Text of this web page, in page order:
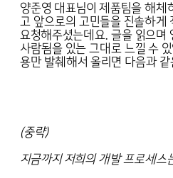
양준영 대표님이 제품팀을 해체
고 앞으로의 고민들을 진솔하게
요청해주셨는데요. 글을 읽으며
사람됨을 있는 그대로 느낄 수
용만 발췌해서 올리면 다음과 같
(중략)
지금까지 저희의 개발 프로세스